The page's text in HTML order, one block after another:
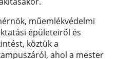
műemlékvédelmi
épületeiről és
köztük a
ahol a mester